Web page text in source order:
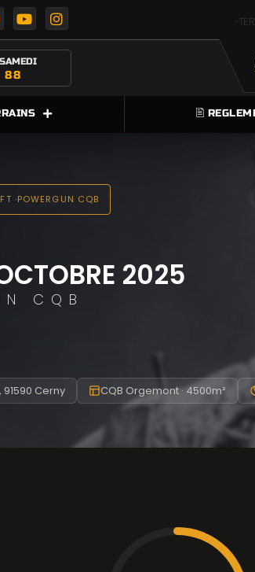
-
88
🖹
·POWERGUN CQB
2025
CQB
Cerny CQB Orgemont · 4500m²